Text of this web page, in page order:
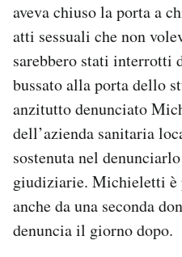
aveva chiuso la porta a
atti sessuali che non
sarebbero stati interrotti
bussato alla porta dello
anzitutto denunciato
dell’azienda sanitaria
sostenuta nel
giudiziarie. Michieletti è
anche da una seconda
denuncia il giorno dopo.